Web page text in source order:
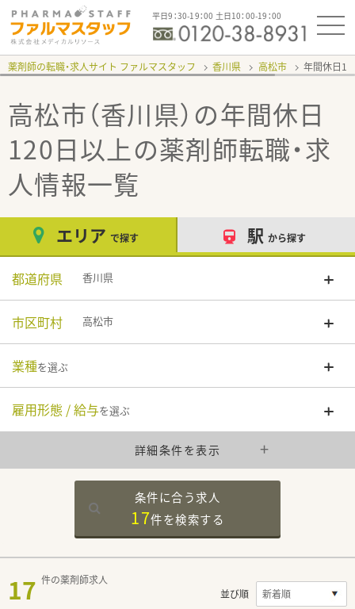
平日9：30-19：00 土日10：00-19：00
薬剤師の転職・求人サイト ファルマスタッフ 香川県 高松市 年間休日
高松市（香川県）の年間休日
120日以上の薬剤師転職・求
人情報一覧
エリア で探す 駅 から探す
都道府県 香川県
市区町村 高松市
業種を選ぶ
雇用形態 / 給与を選ぶ
詳細条件を表示
条件に合う求人
17件を検索する
17 件の薬剤師求人
並び順